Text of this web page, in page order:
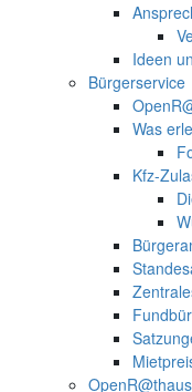
Ideen
Bürgerservice
Was
Kfz-
OpenR@thaus